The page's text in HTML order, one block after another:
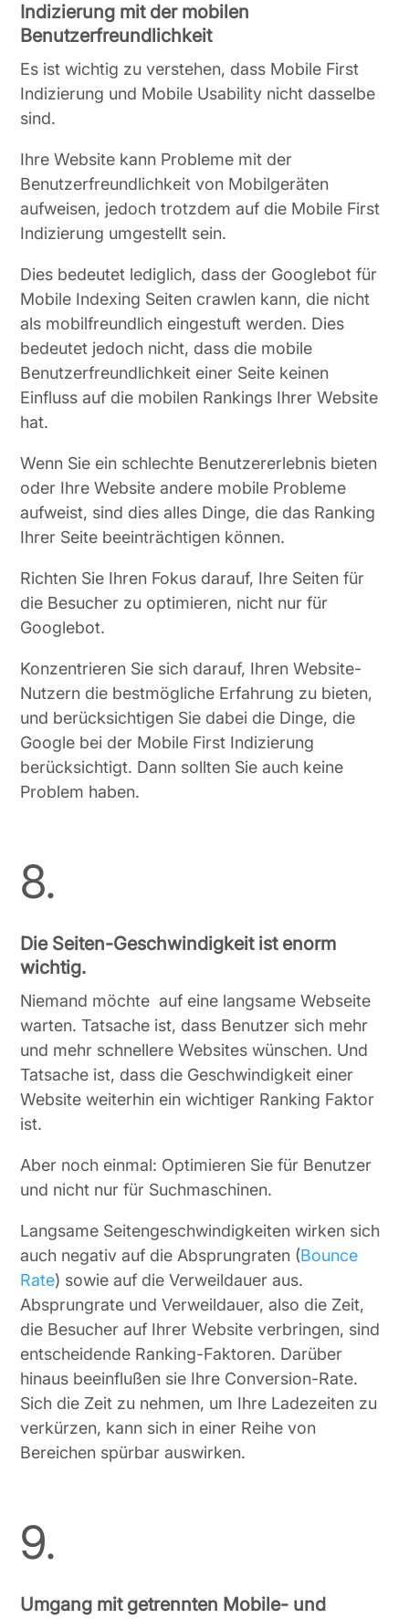
Indizierung mit der mobilen
Benutzerfreundlichkeit
Es ist wichtig zu verstehen, dass Mobile First
Indizierung und Mobile Usability nicht dasselbe
sind.
Ihre Website kann Probleme mit der
Benutzerfreundlichkeit von Mobilgeräten
aufweisen, jedoch trotzdem auf die Mobile First
Indizierung umgestellt sein.
Dies bedeutet lediglich, dass der Googlebot für
Mobile Indexing Seiten crawlen kann, die nicht
als mobilfreundlich eingestuft werden. Dies
bedeutet jedoch nicht, dass die mobile
Benutzerfreundlichkeit einer Seite keinen
Einfluss auf die mobilen Rankings Ihrer Website
hat.
Wenn Sie ein schlechte Benutzererlebnis bieten
oder Ihre Website andere mobile Probleme
aufweist, sind dies alles Dinge, die das Ranking
Ihrer Seite beeinträchtigen können.
Richten Sie Ihren Fokus darauf, Ihre Seiten für
die Besucher zu optimieren, nicht nur für
Googlebot.
Konzentrieren Sie sich darauf, Ihren Website-
Nutzern die bestmögliche Erfahrung zu bieten,
und berücksichtigen Sie dabei die Dinge, die
Google bei der Mobile First Indizierung
berücksichtigt. Dann sollten Sie auch keine
Problem haben.
8.
Die Seiten-Geschwindigkeit ist enorm
wichtig.
Niemand möchte auf eine langsame Webseite
warten. Tatsache ist, dass Benutzer sich mehr
und mehr schnellere Websites wünschen. Und
Tatsache ist, dass die Geschwindigkeit einer
Website weiterhin ein wichtiger Ranking Faktor
ist.
Aber noch einmal: Optimieren Sie für Benutzer
und nicht nur für Suchmaschinen.
Langsame Seitengeschwindigkeiten wirken sich
auch negativ auf die Absprungraten (Bounce
Rate) sowie auf die Verweildauer aus.
Absprungrate und Verweildauer, also die Zeit,
die Besucher auf Ihrer Website verbringen, sind
entscheidende Ranking-Faktoren. Darüber
hinaus beeinflußen sie Ihre Conversion-Rate.
Sich die Zeit zu nehmen, um Ihre Ladezeiten zu
verkürzen, kann sich in einer Reihe von
Bereichen spürbar auswirken.
9.
Umgang mit getrennten Mobile- und